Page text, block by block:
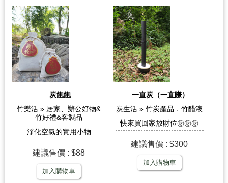
炭飽飽
竹樂活 » 居家、辦公好物&
竹好禮&客製品
淨化空氣的實用小物
建議售價 : $88
加入購物車
一直炭（一直賺）
炭生活 » 竹炭產品．竹醋液
快來買回家放財位㊖㊖㊖
建議售價 : $300
加入購物車